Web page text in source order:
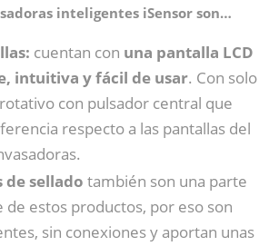
inteligentes iSensor son…
cuentan con una pantalla LCD
intuitiva y fácil de usar. Con solo
con pulsador central que
respecto a las pantallas del
de sellado también son una parte
estos productos, por eso son
sin conexiones y aportan unas